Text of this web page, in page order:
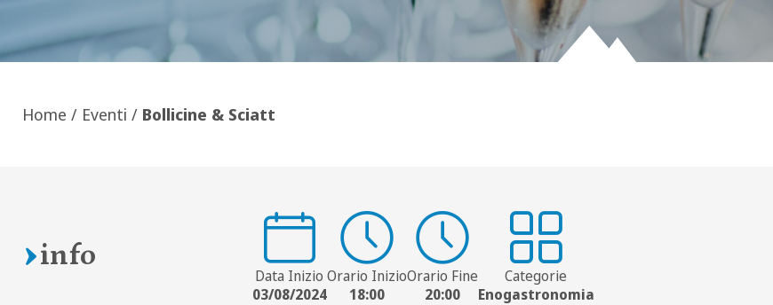
Home / Eventi / Bollicine & Sciatt
info
Data Inizio
03/08/2024
Orario Inizio
18:00
Orario Fine
20:00
Categorie
Enogastronomia